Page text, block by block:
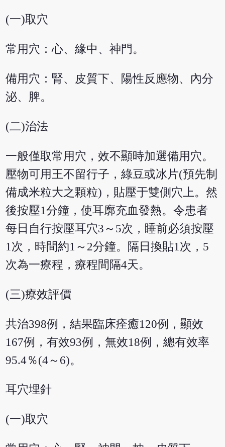
(一)取穴
常用穴：心、緣中、神門。
備用穴：腎、皮質下、陽性反應物、內分
泌、脾。
(二)治法
一般僅取常用穴，效不顯時加選備用穴。
壓物可用王不留行子，綠豆或冰片(預先制
備成米粒大之顆粒)，貼壓于雙側穴上。然
後按壓1分鐘，使耳廓充血發熱。令患者
每日自行按壓耳穴3～5次，睡前必須按壓
1次，時間約1～2分鐘。隔日換貼1次，5
次為一療程，療程間隔4天。
(三)療效評價
共治398例，結果臨床痊癒120例，顯效
167例，有效93例，無效18例，總有效率
95.4％(4～6)。
耳穴埋針
(一)取穴